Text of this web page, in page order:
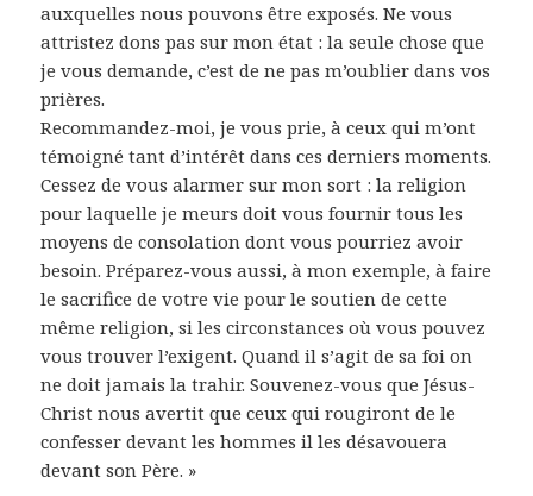
auxquelles nous pouvons être exposés. Ne vous
attristez dons pas sur mon état : la seule chose que
je vous demande, c’est de ne pas m’oublier dans vos
prières.
Recommandez-moi, je vous prie, à ceux qui m’ont
témoigné tant d’intérêt dans ces derniers moments.
Cessez de vous alarmer sur mon sort : la religion
pour laquelle je meurs doit vous fournir tous les
moyens de consolation dont vous pourriez avoir
besoin. Préparez-vous aussi, à mon exemple, à faire
le sacrifice de votre vie pour le soutien de cette
même religion, si les circonstances où vous pouvez
vous trouver l’exigent. Quand il s’agit de sa foi on
ne doit jamais la trahir. Souvenez-vous que Jésus-
Christ nous avertit que ceux qui rougiront de le
confesser devant les hommes il les désavouera
devant son Père. »